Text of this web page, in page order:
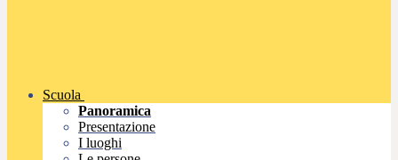
Scuola
Panoramica
Presentazione
I luoghi